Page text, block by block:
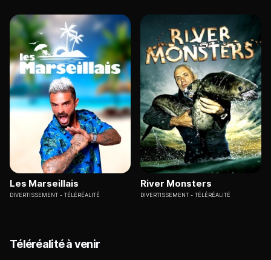
Les Marseillais
DIVERTISSEMENT TÉLÉRÉALITÉ
River Monsters
DIVERTISSEMENT TÉLÉRÉALITÉ
Téléréalité à venir